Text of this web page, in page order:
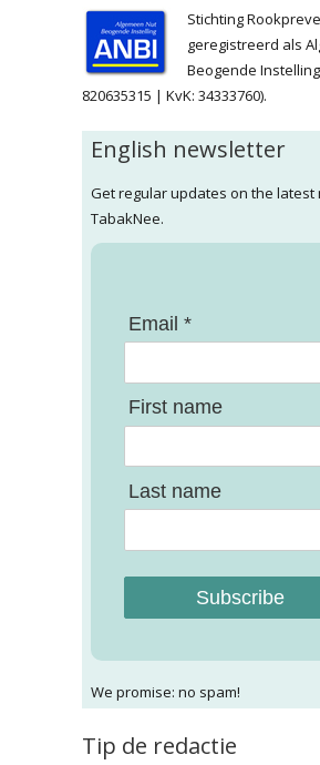
Stichting
geregistreerd als
Beogende Instelling
820635315 | KvK: 34333760).
English newsletter
Get regular updates on the latest
TabakNee.
Email *
First name
Last name
Subscribe
We promise: no spam!
Tip de redactie